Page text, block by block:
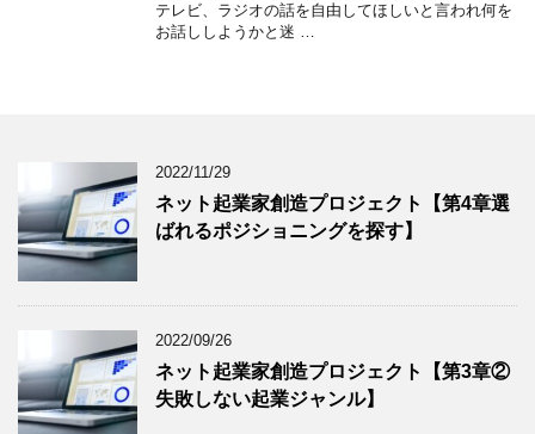
テレビ、ラジオの話を自由してほしいと言われ何を
お話ししようかと迷 …
2022/11/29
ネット起業家創造プロジェクト【第4章選
ばれるポジショニングを探す】
2022/09/26
ネット起業家創造プロジェクト【第3章②
失敗しない起業ジャンル】